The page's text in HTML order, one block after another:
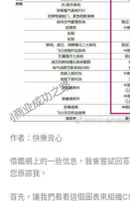
作者：快樂背心
借鑑網上的一些信息，我會嘗試回
您原諒我。
首先，讓我們看看這個圖表來組織